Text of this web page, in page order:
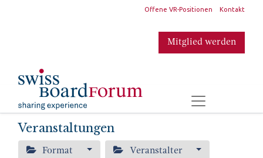
Offene VR-Positionen Kontakt
Mitglied werden
Veranstaltungen
Format Veranstalter